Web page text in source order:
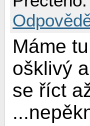
Máme
ošklivý
se říct